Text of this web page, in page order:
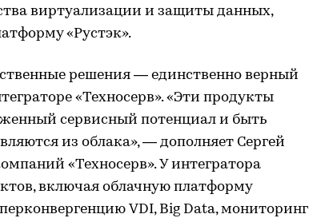
виртуализации и защиты данных,
«Рустэк».
решения — единственно верный
«Техносерв». «Эти продукты
сервисный потенциал и быть
из облака», — дополняет Сергей
«Техносерв». У интегратора
включая облачную платформу
VDI, Big Data, мониторинг